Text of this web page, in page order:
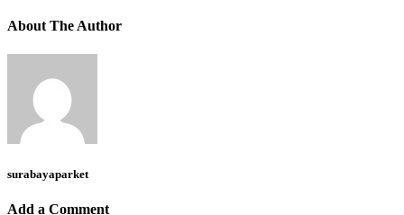
About The Author
surabayaparket
Add a Comment